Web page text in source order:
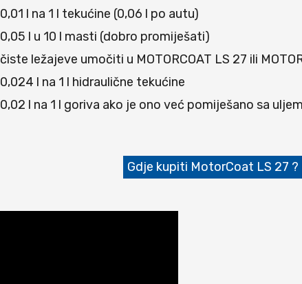
0,01 l na 1 l tekućine (0,06 l po autu)
0,05 l u 10 l masti (dobro promiješati)
čiste ležajeve umočiti u MOTORCOAT LS 27 ili
0,024 l na 1 l hidraulične tekućine
0,02 l na 1 l goriva ako je ono već pomiješano sa
Gdje kupiti MotorCoat LS 27 ?